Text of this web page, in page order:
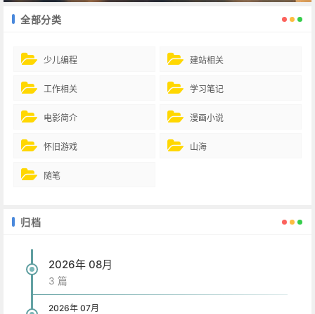
全部分类
少儿编程 建站相关
工作相关 学习笔记
电影简介 漫画小说
怀旧游戏 山海
随笔
归档
2026年 08月
3 篇
2026年 07月